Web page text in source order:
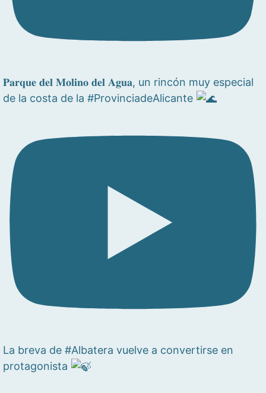
𝐏𝐚𝐫𝐪𝐮𝐞 𝐝𝐞𝐥 𝐌𝐨𝐥𝐢𝐧𝐨 𝐝𝐞𝐥 𝐀𝐠𝐮𝐚, un rincón muy especial
de la costa de la #ProvinciadeAlicante
La breva de #Albatera vuelve a convertirse en
protagonista